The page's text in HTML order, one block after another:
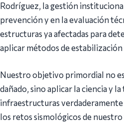
Rodríguez, la gestión
prevención y en la evaluación
estructuras ya afectadas para
aplicar métodos de estabilización
Nuestro objetivo primordial no
dañado, sino aplicar la ciencia y
infraestructuras verdaderamente
los retos sismológicos de